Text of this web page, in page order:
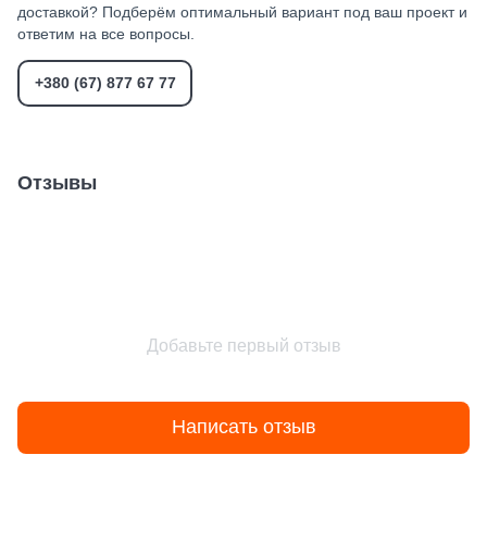
доставкой? Подберём оптимальный вариант под ваш проект и
ответим на все вопросы.
+380 (67) 877 67 77
Отзывы
Добавьте первый отзыв
Написать отзыв